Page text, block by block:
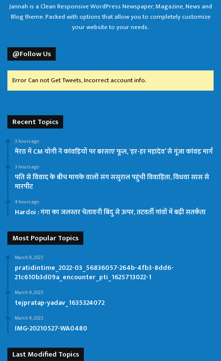
Jannah is a Clean Responsive WordPress Newspaper, Magazine, News and
Blog theme. Packed with options that allow you to completely customize
your website to your needs.
@Follow Us
Error Can not Get Tweets, Incorrect account info.
Recent Topics
3 hours ago
मेरठ में CM योगी ने कांवड़ियों पर बरसाए फूल, ‘हर-हर महादेव’ से गूंजा कांवड़ मार्ग
3 hours ago
पति से विवाद के बीच मायके वालों संग ससुराल पहुंची विवाहिता, विधवा सास से
मारपीट
4 hours ago
Hardoi : गंगा का जलस्तर चेतावनी बिंदु से ऊपर, तटवर्ती गांवों में बढ़ी सतर्कता
Most Popular Topics
March 9, 2023
pratidintime_2022-03_56836057-264b-4fb3-8dd6-
21c610b3d09a_encounter_pti_1625713022-1
March 9, 2023
tejpratap-yadav_1635324072
March 9, 2023
IMG-20210527-WA0480
Last Modified Topics